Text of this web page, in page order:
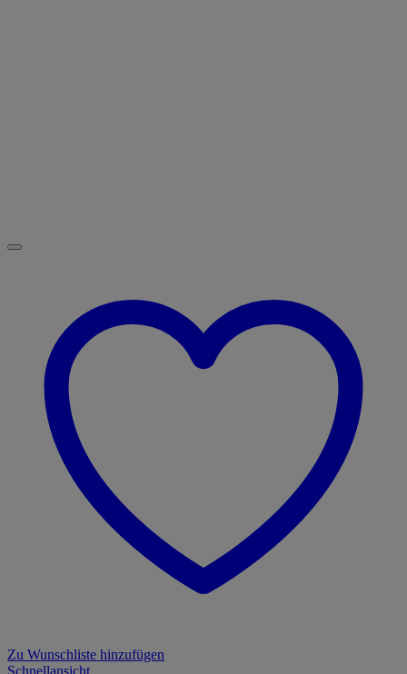
Zu Wunschliste hinzufügen
Schnellansicht